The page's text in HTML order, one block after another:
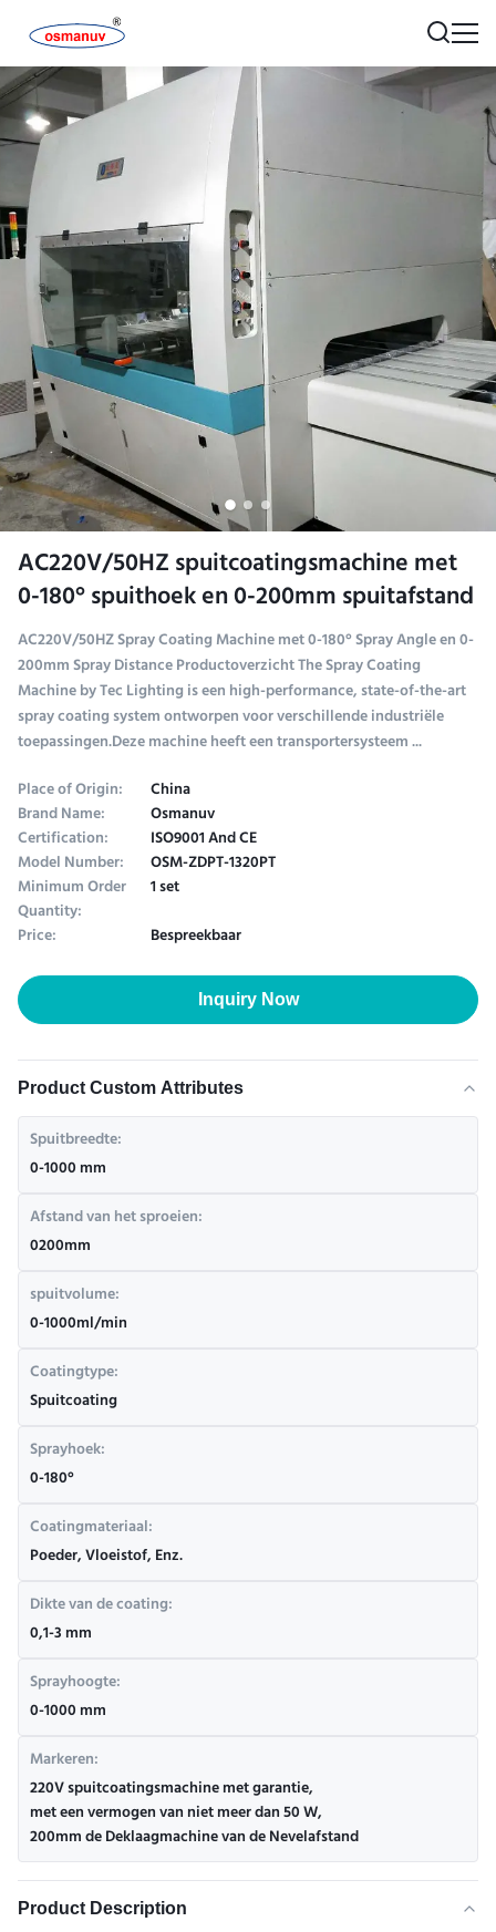
AC220V/50HZ spuitcoatingsmachine met
0-180° spuithoek en 0-200mm spuitafstand
AC220V/50HZ Spray Coating Machine met 0-180° Spray Angle en 0-
200mm Spray Distance Productoverzicht The Spray Coating
Machine by Tec Lighting is een high-performance, state-of-the-art
spray coating system ontworpen voor verschillende industriële
toepassingen.Deze machine heeft een transportersysteem ...
Place of Origin:
China
Brand Name: Osmanuv
Certification: ISO9001 And CE
Model Number: OSM-ZDPT-1320PT
Minimum Order
Quantity:
1 set
Price:
Bespreekbaar
Inquiry Now
Product Custom Attributes
Spuitbreedte:
0-1000 mm
Afstand van het sproeien:
0200mm
spuitvolume:
0-1000ml/min
Coatingtype:
Spuitcoating
Sprayhoek:
0-180°
Coatingmateriaal:
Poeder, Vloeistof, Enz.
Dikte van de coating:
0,1-3 mm
Sprayhoogte:
0-1000 mm
Markeren:
220V spuitcoatingsmachine met garantie,
met een vermogen van niet meer dan 50 W,
200mm de Deklaagmachine van de Nevelafstand
Product Description